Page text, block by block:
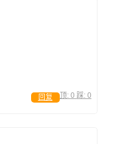
顶: 0 踩: 0
回复